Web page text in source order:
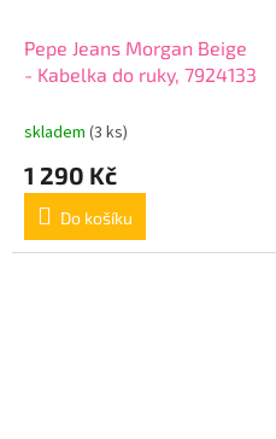
Pepe Jeans Morgan Beige
- Kabelka do ruky, 7924133
skladem (3 ks)
1 290 Kč
Do košíku